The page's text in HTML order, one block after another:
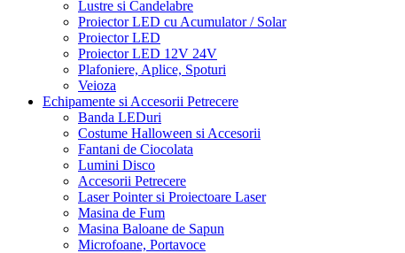
Lustre si Candelabre
Proiector LED cu Acumulator / Solar
Proiector LED
Proiector LED 12V 24V
Plafoniere, Aplice, Spoturi
Veioza
Echipamente si Accesorii Petrecere
Banda LEDuri
Costume Halloween si Accesorii
Fantani de Ciocolata
Lumini Disco
Accesorii Petrecere
Laser Pointer si Proiectoare Laser
Masina de Fum
Masina Baloane de Sapun
Microfoane, Portavoce